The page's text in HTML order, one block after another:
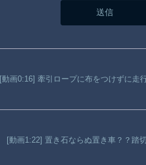
[動画0:16] 牽引ロープに布をつけずに走
[動画1:22] 置き石ならぬ置き車？？踏